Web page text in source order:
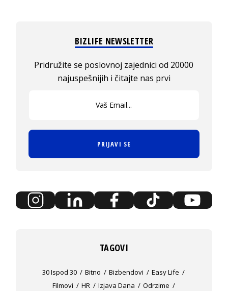
BIZLIFE NEWSLETTER
Pridružite se poslovnoj zajednici od 20000
najuspešnijih i čitajte nas prvi
PRIJAVI SE
TAGOVI
30 Ispod 30 Bitno Bizbendovi
Easy Life
Filmovi
HR Izjava Dana
Odrzime